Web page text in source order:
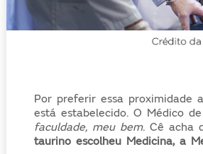
Por preferir essa proximidade
está estabelecido. O Médico
faculdade, meu bem. Cê acha
taurino escolheu Medicina, a